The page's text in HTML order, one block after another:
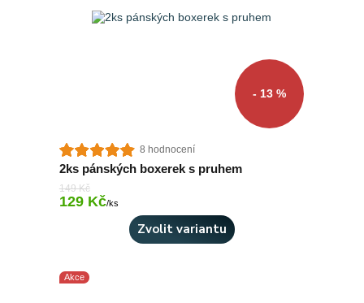
- 13 %
8 hodnocení
2ks pánských boxerek s pruhem
149 Kč
129 Kč/ks
Zvolit variantu
Akce